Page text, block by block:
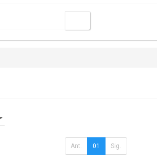
Ant. 01 Sig.